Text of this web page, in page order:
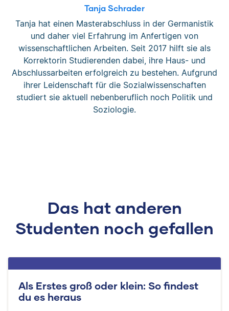
Tanja Schrader
Tanja hat einen Masterabschluss in der Germanistik
und daher viel Erfahrung im Anfertigen von
wissenschaftlichen Arbeiten. Seit 2017 hilft sie als
Korrektorin Studierenden dabei, ihre Haus- und
Abschlussarbeiten erfolgreich zu bestehen. Aufgrund
ihrer Leidenschaft für die Sozialwissenschaften
studiert sie aktuell nebenberuflich noch Politik und
Soziologie.
Das hat anderen
Studenten noch gefallen
Als Erstes groß oder klein: So findest
du es heraus